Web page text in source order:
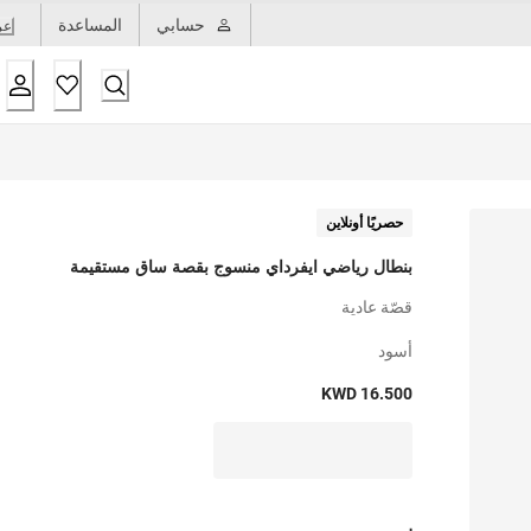
حسابي المساعدة
حصريًا أونلاين
بنطال رياضي ايفرداي منسوج بقصة ساق مستقيمة
قصّة عادية
أسود
KWD 16.500